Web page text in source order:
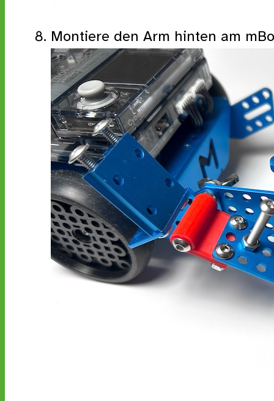
Montiere den Arm hinten am